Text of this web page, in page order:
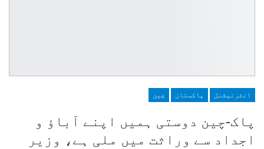
انٹرنیشنل پاکستان چین
پاک-چین دوستی ہمیں اپنے آباؤ و
اجداد سے وراثت میں ملی ہے، وزیر